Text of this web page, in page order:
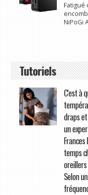
Fatigué
NiPoGi
Tutoriels
C'est à
draps
un
temps
Selon